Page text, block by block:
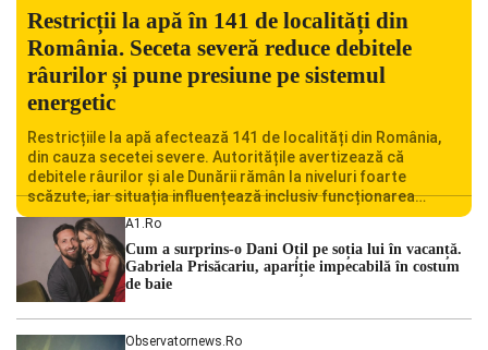
Restricții la apă în 141 de localități din
România. Seceta severă reduce debitele
râurilor și pune presiune pe sistemul
energetic
Restricțiile la apă afectează 141 de localități din România,
din cauza secetei severe. Autoritățile avertizează că
debitele râurilor și ale Dunării rămân la niveluri foarte
scăzute, iar situația influențează inclusiv funcționarea
Centralei Nucleare de la Cernavodă. România se confruntă
cu una dintre cele mai dificile perioade din punct de vedere
hidrologic din ultimii ani. Lipsa […]
A1.ro
Cum a surprins-o Dani Oțil pe soția lui în vacanță.
Gabriela Prisăcariu, apariție impecabilă în costum
de baie
Observatornews.ro